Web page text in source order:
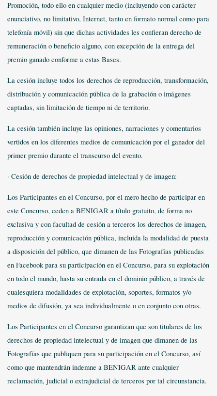
Promoción, todo ello en cualquier medio (incluyendo con carácter
enunciativo, no limitativo, Internet, tanto en formato normal como para
telefonía móvil) sin que dichas actividades les confieran derecho de
remuneración o beneficio alguno, con excepción de la entrega del
premio ganado conforme a estas Bases.
La cesión incluye todos los derechos de reproducción, transformación,
distribución y comunicación pública de la grabación o imágenes
captadas, sin limitación de tiempo ni de territorio.
La cesión también incluye las opiniones, narraciones y comentarios
vertidos en los diferentes medios de comunicación por el ganador del
primer premio durante el transcurso del evento.
· Cesión de derechos de propiedad intelectual y de imagen:
Los Participantes en el Concurso, por el mero hecho de participar en
este Concurso, ceden a BENIGAR a título gratuito, de forma no
exclusiva y con facultad de cesión a terceros los derechos de imagen,
reproducción y comunicación pública, incluida la modalidad de puesta
a disposición del público, que dimanen de las Fotografías publicadas
en Facebook para su participación en el Concurso, para su explotación
en todo el mundo, hasta su entrada en el dominio público, a través de
cualesquiera modalidades de explotación, soportes, formatos y/o
medios de difusión, ya sea individualmente o en conjunto con otras.
Los Participantes en el Concurso garantizan que son titulares de los
derechos de propiedad intelectual y de imagen que dimanen de las
Fotografías que publiquen para su participación en el Concurso, así
como que mantendrán indemne a BENIGAR ante cualquier
reclamación, judicial o extrajudicial de terceros por tal circunstancia.